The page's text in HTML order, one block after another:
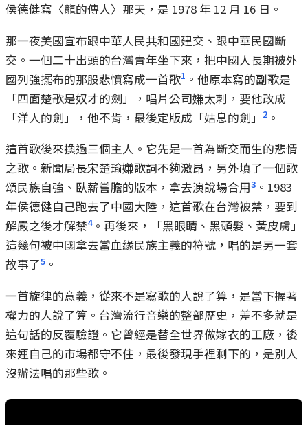
侯德健寫〈龍的傳人〉那天，是 1978 年 12 月 16 日。
那一夜美國宣布跟中華人民共和國建交、跟中華民國斷
交。一個二十出頭的台灣青年坐下來，把中國人長期被外
國列強擺布的那股悲憤寫成一首歌1 。他原本寫的副歌是
「四面楚歌是奴才的劍」，唱片公司嫌太刺，要他改成
「洋人的劍」，他不肯，最後定版成「姑息的劍」
2 。
這首歌後來換過三個主人。它先是一首為斷交而生的悲情
之歌。新聞局長宋楚瑜嫌歌詞不夠激昂，另外填了一個歌
頌民族自強、臥薪嘗膽的版本，拿去演說場合用3 。1983
年侯德健自己跑去了中國大陸，這首歌在台灣被禁，要到
解嚴之後才解禁4。再後來，「黑眼睛、黑頭髮、黃皮膚」
這幾句被中國拿去當血緣民族主義的符號，唱的是另一套
故事了5 。
一首旋律的意義，從來不是寫歌的人說了算，是當下握著
權力的人說了算。台灣流行音樂的整部歷史，差不多就是
這句話的反覆驗證。它曾經是替全世界做嫁衣的工廠，後
來連自己的市場都守不住，最後發現手裡剩下的，是別人
沒辦法唱的那些歌。